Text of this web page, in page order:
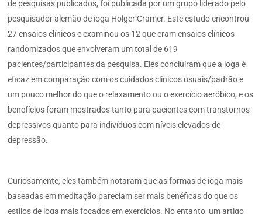
de pesquisas publicados, foi publicada por um grupo liderado pelo
pesquisador alemão de ioga Holger Cramer. Este estudo encontrou
27 ensaios clínicos e examinou os 12 que eram ensaios clínicos
randomizados que envolveram um total de 619
pacientes/participantes da pesquisa. Eles concluíram que a ioga é
eficaz em comparação com os cuidados clínicos usuais/padrão e
um pouco melhor do que o relaxamento ou o exercício aeróbico, e os
benefícios foram mostrados tanto para pacientes com transtornos
depressivos quanto para indivíduos com níveis elevados de
depressão.
Curiosamente, eles também notaram que as formas de ioga mais
baseadas em meditação pareciam ser mais benéficas do que os
estilos de ioga mais focados em exercícios. No entanto, um artigo